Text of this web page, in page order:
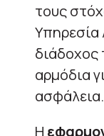
τους
Υπηρεσία
διάδοχος
αρμόδια
ασφάλεια.
Η